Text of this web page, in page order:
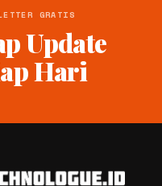
GRATIS
Update
Hari